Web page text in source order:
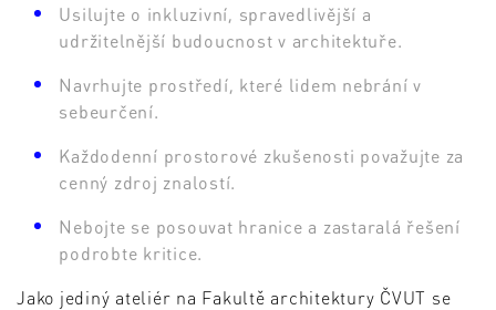
Usilujte o inkluzivní, spravedlivější a
udržitelnější budoucnost v architektuře.
Navrhujte prostředí, které lidem nebrání v
sebeurčení.
Každodenní prostorové zkušenosti považujte za
cenný zdroj znalostí.
Nebojte se posouvat hranice a zastaralá řešení
podrobte kritice.
Jako jediný ateliér na Fakultě architektury ČVUT se